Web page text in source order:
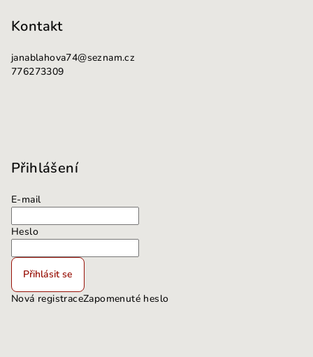
Kontakt
janablahova74@seznam.cz
776273309
Přihlášení
E-mail
Heslo
Přihlásit se
Nová registraceZapomenuté heslo